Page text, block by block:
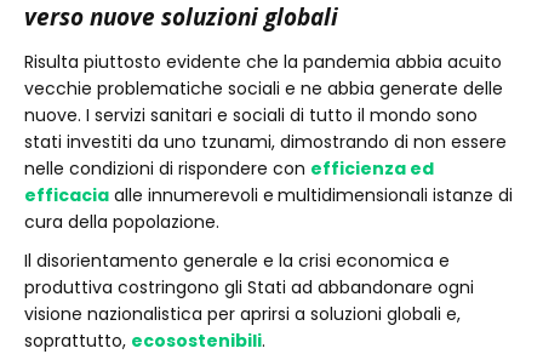
verso nuove soluzioni globali
Risulta piuttosto evidente che la pandemia abbia acuito
vecchie problematiche sociali e ne abbia generate delle
nuove. I servizi sanitari e sociali di tutto il mondo sono
stati investiti da uno tzunami, dimostrando di non essere
nelle condizioni di rispondere con efficienza ed
efficacia alle innumerevoli e multidimensionali istanze di
cura della popolazione.
Il disorientamento generale e la crisi economica e
produttiva costringono gli Stati ad abbandonare ogni
visione nazionalistica per aprirsi a soluzioni globali e,
soprattutto, ecosostenibili.